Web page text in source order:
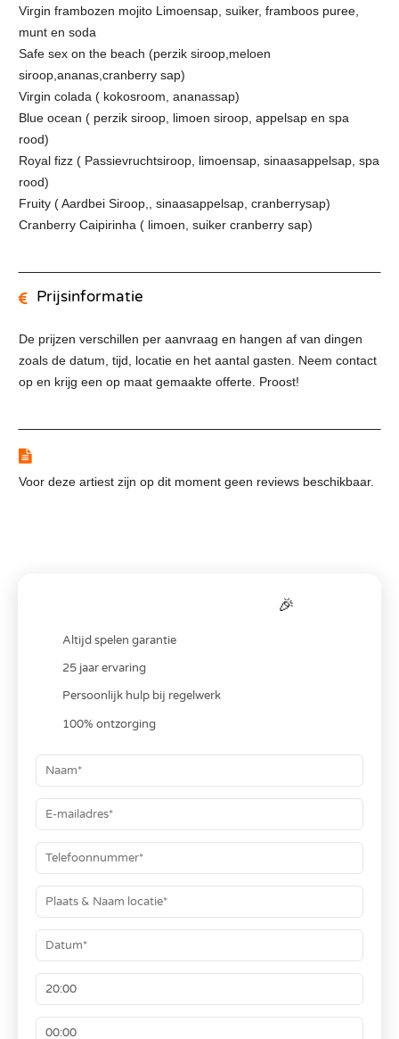
Virgin frambozen mojito Limoensap, suiker, framboos puree,
munt en soda
Safe sex on the beach (perzik siroop,meloen
siroop,ananas,cranberry sap)
Virgin colada ( kokosroom, ananassap)
Blue ocean ( perzik siroop, limoen siroop, appelsap en spa
rood)
Royal fizz ( Passievruchtsiroop, limoensap, sinaasappelsap, spa
rood)
Fruity ( Aardbei Siroop,, sinaasappelsap, cranberrysap)
Cranberry Caipirinha ( limoen, suiker cranberry sap)
Prijsinformatie
De prijzen verschillen per aanvraag en hangen af van dingen
zoals de datum, tijd, locatie en het aantal gasten. Neem contact
op en krijg een op maat gemaakte offerte. Proost!
Voor deze artiest zijn op dit moment geen reviews beschikbaar.
🎉
Altijd spelen garantie
25 jaar ervaring
Persoonlijk hulp bij regelwerk
100% ontzorging